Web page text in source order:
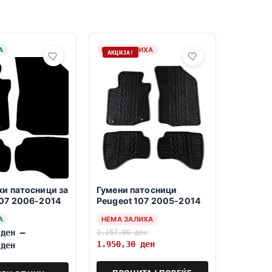
патосници за
2006-2014
ден –
ден
НЕМА ЗАЛИХА
АКЦИЈА!
Гумени патосници
Peugeot 107 2005-2014
НЕМА ЗАЛИХА
2.167,00ден
1.950,30 ден